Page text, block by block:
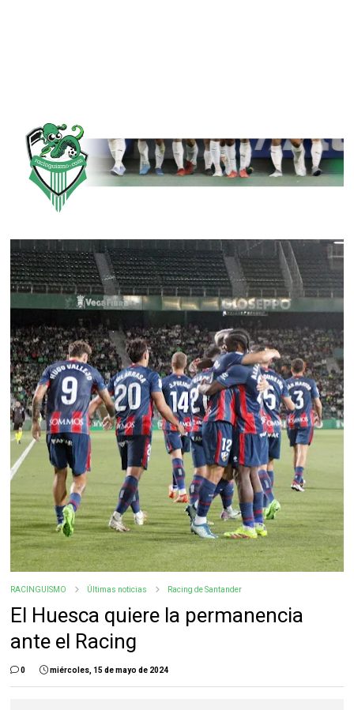
RACINGUISMO Últimas noticias Racing de Santander
El Huesca quiere la permanencia
ante el Racing
0 miércoles, 15 de mayo de 2024